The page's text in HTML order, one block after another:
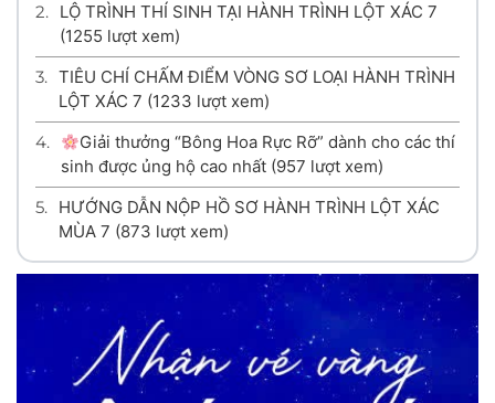
2.
LỘ TRÌNH THÍ SINH TẠI HÀNH TRÌNH LỘT XÁC 7
(1255 lượt xem)
3. TIÊU CHÍ CHẤM ĐIỂM VÒNG SƠ LOẠI HÀNH TRÌNH
LỘT XÁC 7 (1233 lượt xem)
4.
Giải thưởng “Bông Hoa Rực Rỡ” dành cho các thí
sinh được ủng hộ cao nhất (957 lượt xem)
5. HƯỚNG DẪN NỘP HỒ SƠ HÀNH TRÌNH LỘT XÁC
MÙA 7 (873 lượt xem)